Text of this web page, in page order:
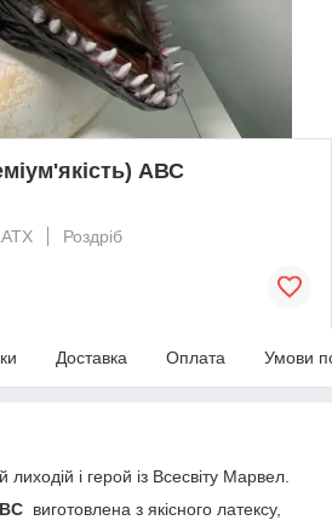
АВС
Роздріб
Доставка Оплата Умови
і герой із Всесвіту Марвел.
виготовлена з якісного латексу,